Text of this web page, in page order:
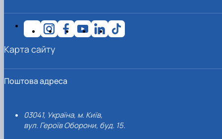
Поштова адреса
03041, Україна, м. Київ,
вул. Героїв Оборони, буд. 15.
Карта сайту